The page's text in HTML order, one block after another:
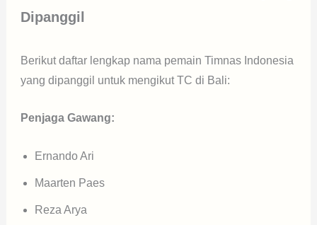
Dipanggil
Berikut daftar lengkap nama pemain Timnas Indonesia
yang dipanggil untuk mengikut TC di Bali:
Penjaga Gawang:
Ernando Ari
Maarten Paes
Reza Arya